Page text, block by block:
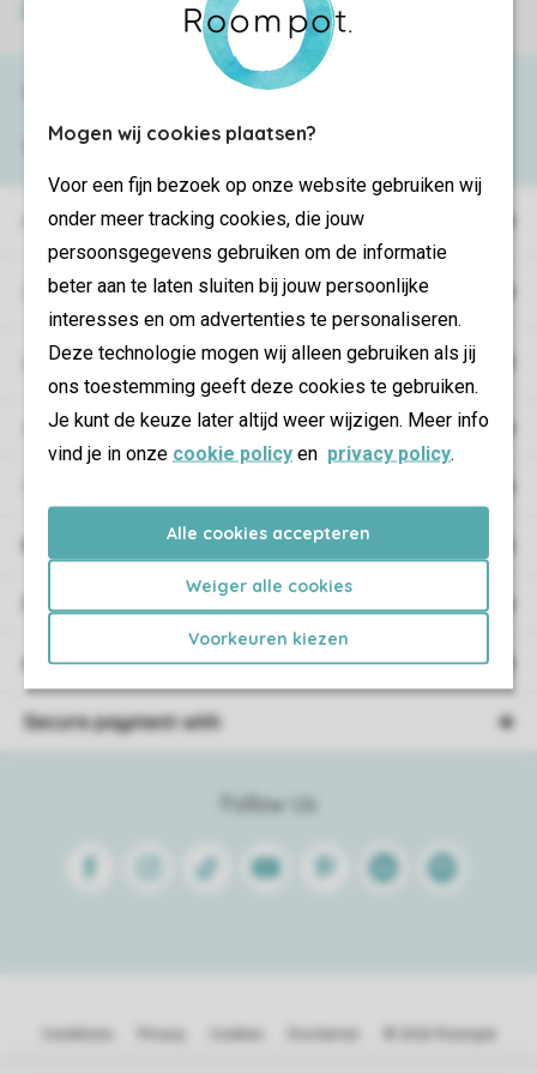
Mogen wij cookies plaatsen?
Voor een fijn bezoek op onze website gebruiken wij
onder meer tracking cookies, die jouw
persoonsgegevens gebruiken om de informatie
beter aan te laten sluiten bij jouw persoonlijke
interesses en om advertenties te personaliseren.
Deze technologie mogen wij alleen gebruiken als jij
ons toestemming geeft deze cookies te gebruiken.
Je kunt de keuze later altijd weer wijzigen. Meer info
vind je in onze cookie policy en privacy policy.
Alle cookies accepteren
Weiger alle cookies
Voorkeuren kiezen
Secure payment
Holiday parks
Campings
Special accommodations
Accommodations
View the or contact the
Follow Us
FacebookInstagram
Tiktok Youtube PinterestLinkedinSpotify
Booking information
Service
About Roompot
Secure payment with